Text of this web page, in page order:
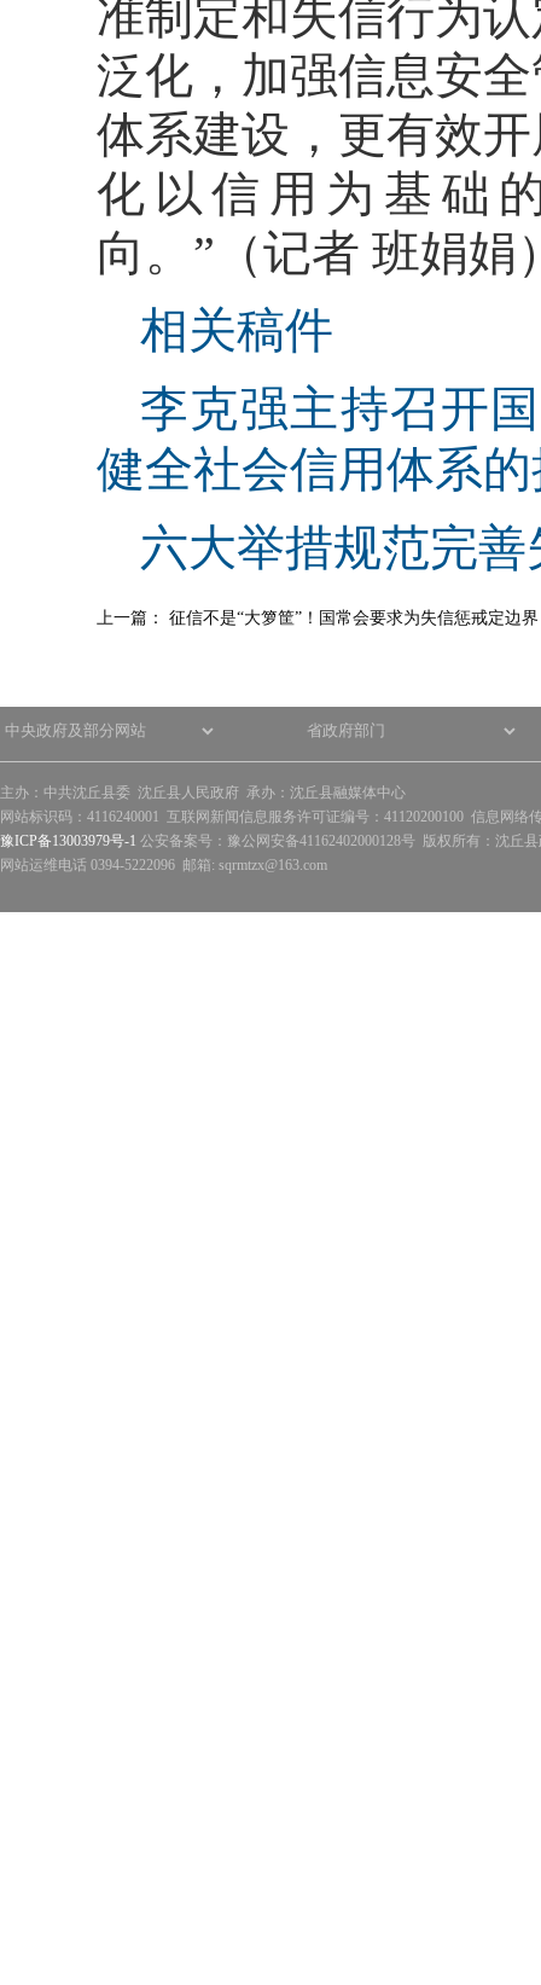
准制定和失信行为
泛化，加强信息安
体系建设，更有效
化以信用为基础
向。”（记者 班娟娟
相关稿件
李克强主持召开
健全社会信用体系
六大举措规范完
上一篇： 征信不是“大箩筐”！国常会要求为失信惩戒定边界
主办：中共沈丘县委 沈丘县人民政府 承办：沈丘县融媒体中心
网站标识码：4116240001 互联网新闻信息服务许可证编号：41120200100 信息网络
豫ICP备13003979号-1 公安备案号：豫公网安备41162402000128号 版权所有：沈丘
网站运维电话 0394-5222096 邮箱: sqrmtzx@163.com